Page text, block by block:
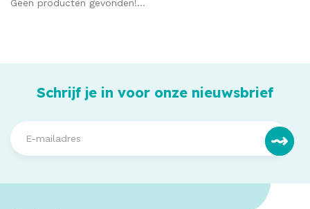
Geen producten gevonden!...
Schrijf je in voor onze nieuwsbrief